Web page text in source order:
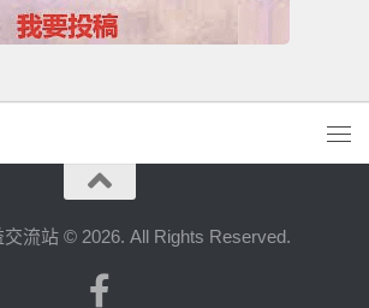
流站 © 2026. All Rights Reserved.